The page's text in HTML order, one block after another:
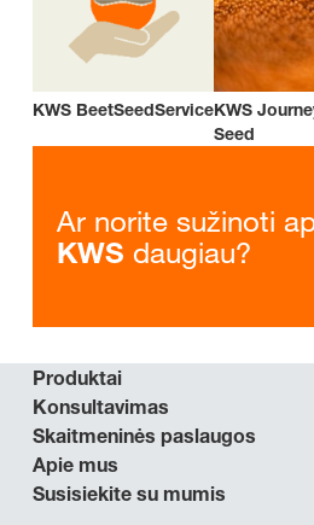
KWS BeetSeedServiceKWS
Seed
Ar norite sužinoti
KWS daugiau?
Produktai
Konsultavimas
Skaitmeninės paslaugos
Apie mus
Susisiekite su mumis